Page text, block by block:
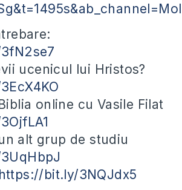
ucenicul lui Hristos?
online cu Vasile Filat
alt grup de studiu
https://bit.ly/3NQJdx5